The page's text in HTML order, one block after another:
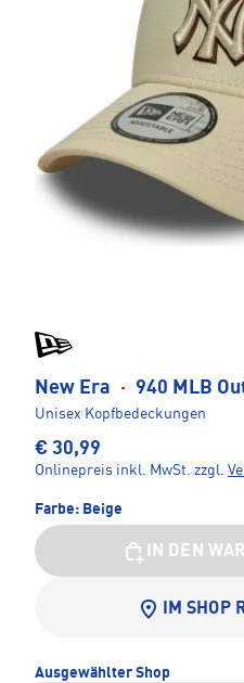
New Era · 940 MLB
Unisex Kopfbedeckungen
€ 30,99
Onlinepreis inkl. MwSt. zzgl.
Farbe: Beige
IN DEN
IM SHOP
Ausgewählter Shop